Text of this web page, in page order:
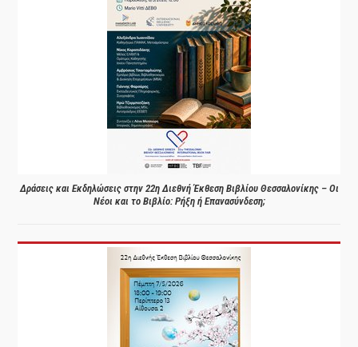
Δράσεις και Εκδηλώσεις στην 22η Διεθνή Έκθεση Βιβλίου Θεσσαλονίκης – Οι
Νέοι και το Βιβλίο: Ρήξη ή Επανασύνδεση;